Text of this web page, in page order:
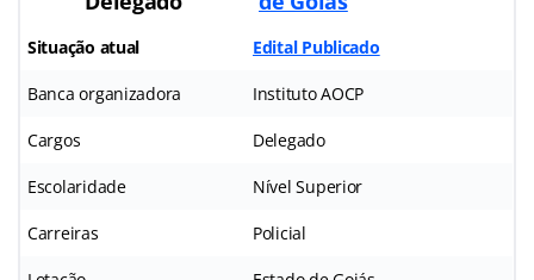
Situação atual Edital Publicado
Banca organizadora Instituto AOCP
Cargos Delegado
Escolaridade Nível Superior
Carreiras Policial